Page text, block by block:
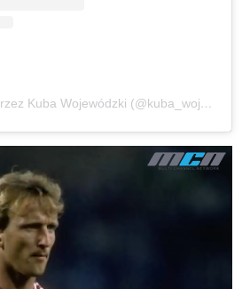
Post udostępniony przez Kuba Wojewódzki (@kuba_wojewodzki_official)